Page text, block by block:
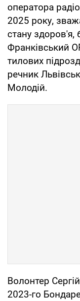
оператора
2025 року,
стану здоров'я,
Франківський
тилових
речник
Молодій.
Волонтер
2023-го